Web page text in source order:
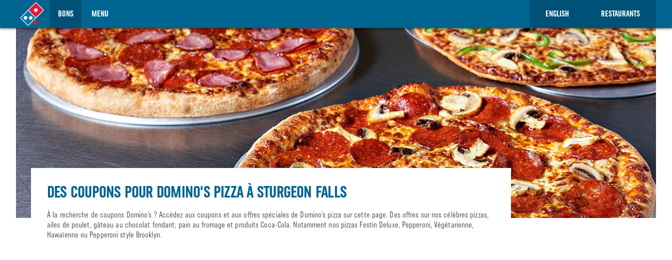
BONS MENU RESTAURANTS
ENGLISH
DES COUPONS POUR DOMINO'S PIZZA À STURGEON FALLS
À la recherche de coupons Domino’s ? Accédez aux coupons et aux offres spéciales de Domino’s pizza sur cette page. Des offres sur nos célèbres pizzas,
ailes de poulet, gâteau au chocolat fondant, pain au fromage et produits Coca-Cola. Notamment nos pizzas Festin Deluxe, Pepperoni, Végétarienne,
Hawaïenne ou Pepperoni style Brooklyn.